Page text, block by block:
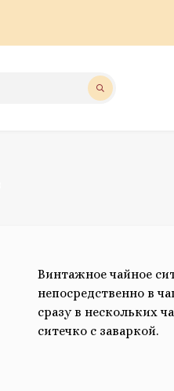
Винтажное чайное
непосредственно в
сразу в нескольких
ситечко с заваркой.